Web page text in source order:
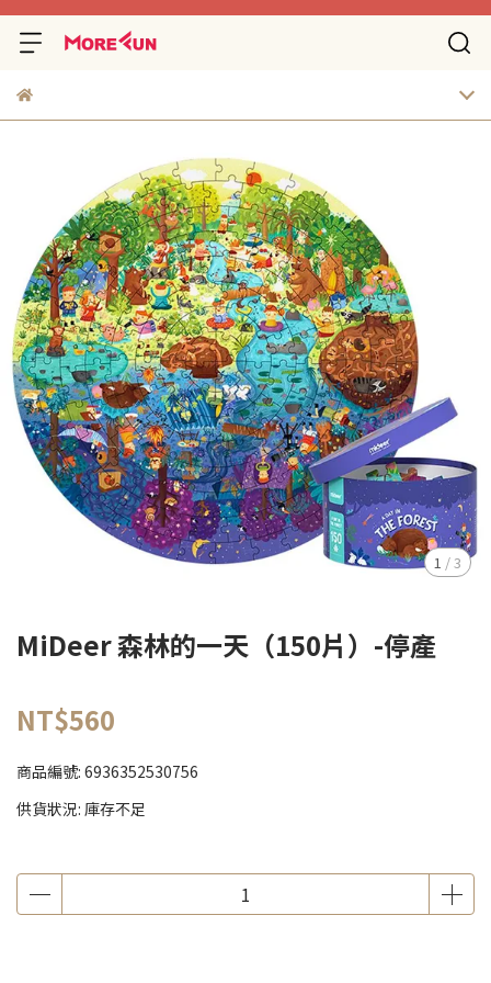
1 /3
MiDeer 森林的一天（150片）-停產
NT$560
商品編號: 6936352530756
供貨狀況: 庫存不足